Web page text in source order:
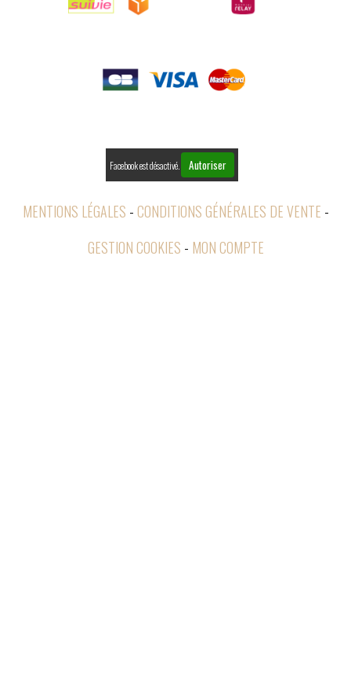
Facebook est désactivé. Autoriser
MENTIONS LÉGALES CONDITIONS GÉNÉRALES DE VENTE
GESTION COOKIES
MON COMPTE